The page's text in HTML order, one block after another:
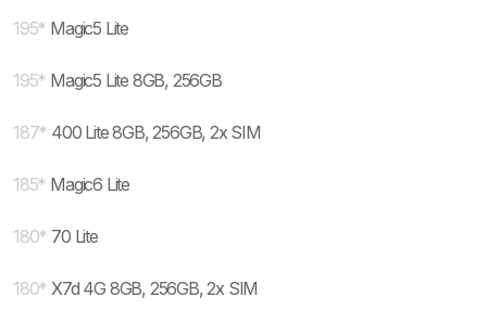
195* Magic5 Lite
195* Magic5 Lite 8GB, 256GB
187* 400 Lite 8GB, 256GB, 2x SIM
185* Magic6 Lite
180* 70 Lite
180* X7d 4G 8GB, 256GB, 2x SIM